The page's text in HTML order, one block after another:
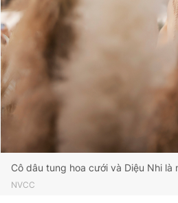
Cô dâu tung hoa cưới và Diệu Nhi
NVCC